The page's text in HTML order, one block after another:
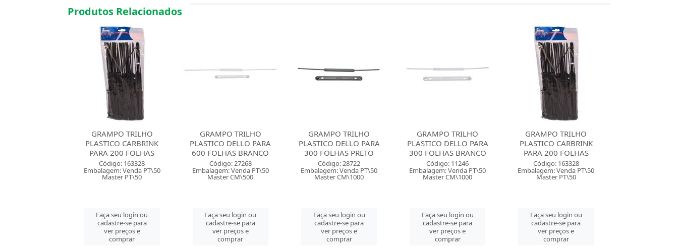
Produtos Relacionados
GRAMPO TRILHO
PLASTICO DELLO PARA
600 FOLHAS BRANCO
Código: 27268
Embalagem: Venda PT\50
Master CM\500
Faça seu login ou
cadastre-se para
ver preços e
comprar
GRAMPO TRILHO
PLASTICO DELLO PARA
300 FOLHAS PRETO
Código: 28722
Embalagem: Venda PT\50
Master CM\1000
Faça seu login ou
cadastre-se para
ver preços e
comprar
GRAMPO TRILHO
PLASTICO DELLO PARA
300 FOLHAS BRANCO
Código: 11246
Embalagem: Venda PT\50
Master CM\1000
Faça seu login ou
cadastre-se para
ver preços e
comprar
GRAMPO TRILHO
PLASTICO CARBRINK
PARA 200 FOLHAS
Código: 163328
Embalagem: Venda PT\50
Master PT\50
Faça seu login ou
cadastre-se para
ver preços e
comprar
GRAMPO TRILHO
PLASTICO DELLO PARA
600 FOLHAS BRANCO
Código: 27268
Embalagem: Venda PT\50
Master CM\500
Faça seu login ou
cadastre-se para
ver preços e
comprar